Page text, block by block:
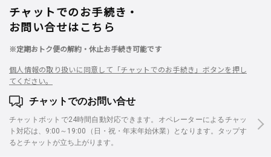
チャットでのお手続き・
お問い合せはこちら
※定期おトク便の解約・休止お手続き可能です
個人情報の取り扱いに同意して「チャットでのお手続き」ボタンを押し
てください。
チャットでのお問い合せ
チャットボットで24時間自動対応できます。オペレーターによるチャッ
ト対応は、9:00～19:00（日・祝・年末年始休業）となります。タップす
るとチャットが立ち上がります。